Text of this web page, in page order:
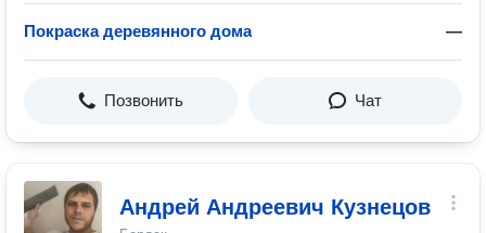
Покраска деревянного дома —
Позвонить Чат
Андрей Андреевич Кузнецов